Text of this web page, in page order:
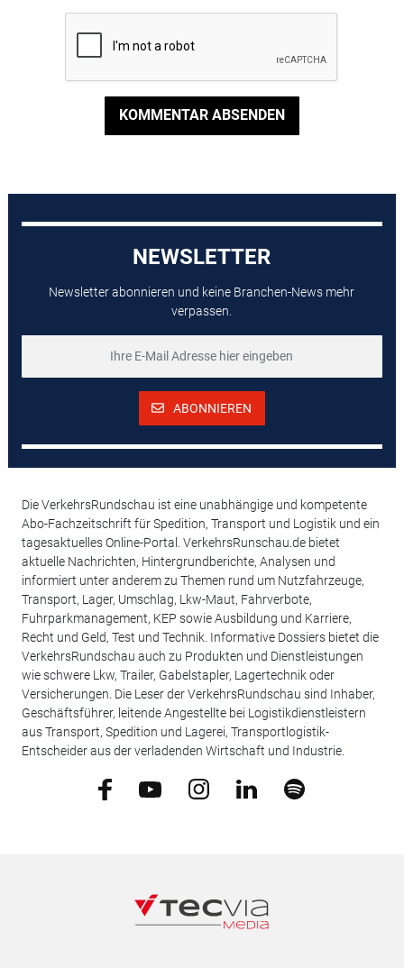
KOMMENTAR ABSENDEN
NEWSLETTER
Newsletter abonnieren und keine Branchen-News mehr
verpassen.
ABONNIEREN
Die VerkehrsRundschau ist eine unabhängige und kompetente
Abo-Fachzeitschrift für Spedition, Transport und Logistik und ein
tagesaktuelles Online-Portal. VerkehrsRunschau.de bietet
aktuelle Nachrichten, Hintergrundberichte, Analysen und
informiert unter anderem zu Themen rund um Nutzfahrzeuge,
Transport, Lager, Umschlag, Lkw-Maut, Fahrverbote,
Fuhrparkmanagement, KEP sowie Ausbildung und Karriere,
Recht und Geld, Test und Technik. Informative Dossiers bietet die
VerkehrsRundschau auch zu Produkten und Dienstleistungen
wie schwere Lkw, Trailer, Gabelstapler, Lagertechnik oder
Versicherungen. Die Leser der VerkehrsRundschau sind Inhaber,
Geschäftsführer, leitende Angestellte bei Logistikdienstleistern
aus Transport, Spedition und Lagerei, Transportlogistik-
Entscheider aus der verladenden Wirtschaft und Industrie.